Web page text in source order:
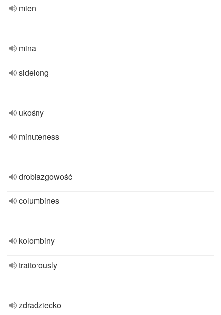
mien
mina
sidelong
ukośny
minuteness
drobiazgowość
columbines
kolombiny
traitorously
zdradziecko